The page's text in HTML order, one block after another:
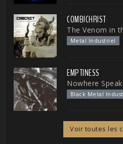
COMBICHRIST
The Venom in
Metal Industriel
EMPTINESS
Nowhere
Black Metal
Voir toutes les